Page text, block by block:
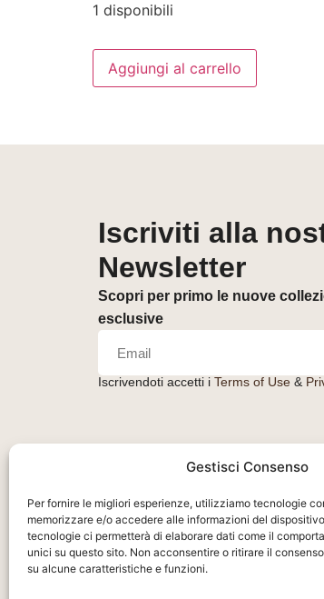
Gestisci Consenso
Per fornire le migliori esperienze, utilizziamo tecnologie
memorizzare e/o accedere alle informazioni del
tecnologie ci permetterà di elaborare dati come il
unici su questo sito. Non acconsentire o ritirare il
su alcune caratteristiche e funzioni.
1 disponibili
Aggiungi al carrello
Iscriviti alla
Newsletter
Scopri per primo le nuove
esclusive
Iscrivendoti accetti i Terms of Use&
Orologeria del Pianello S.r.l.